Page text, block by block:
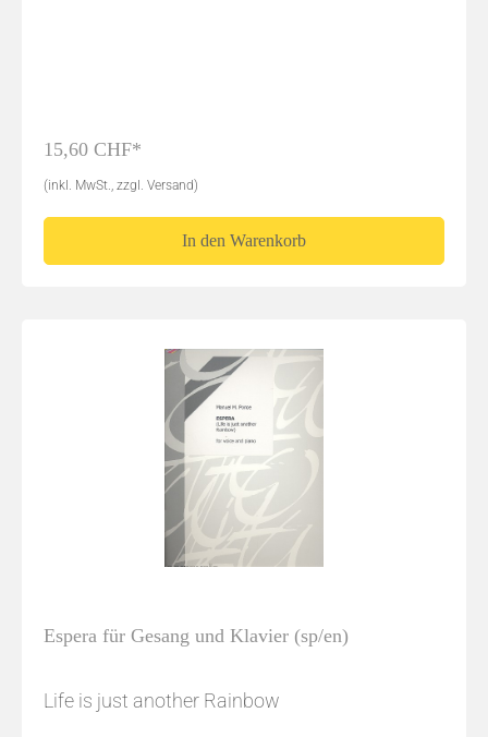
15,60 CHF*
(inkl. MwSt., zzgl. Versand)
In den Warenkorb
Espera für Gesang und Klavier (sp/en)
Life is just another Rainbow